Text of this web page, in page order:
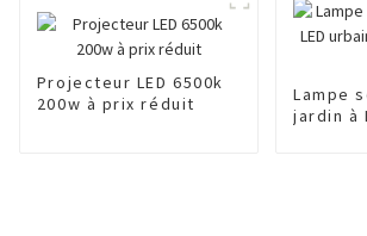
Projecteur LED 6500k
200w à prix réduit
Lampe
jardin à